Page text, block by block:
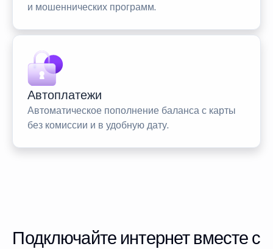
и мошеннических программ.
Автоплатежи
Автоматическое пополнение баланса с карты
без комиссии и в удобную дату.
Подключайте интернет вместе с